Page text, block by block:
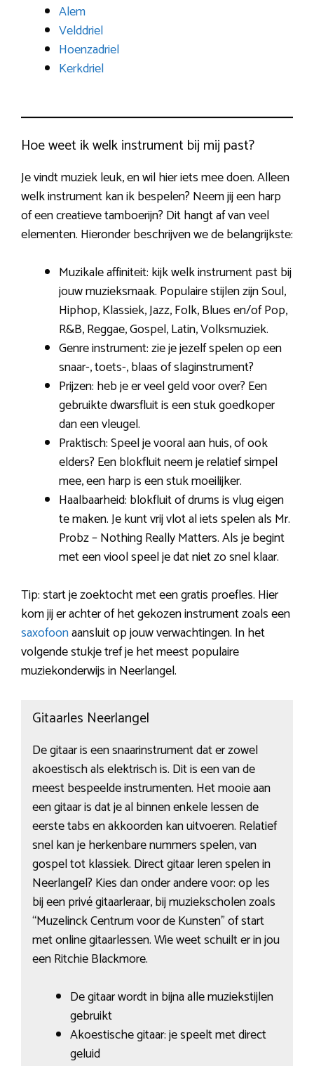
Alem
Velddriel
Hoenzadriel
Kerkdriel
Hoe weet ik welk instrument bij mij past?
Je vindt muziek leuk, en wil hier iets mee doen. Alleen
welk instrument kan ik bespelen? Neem jij een harp
of een creatieve tamboerijn? Dit hangt af van veel
elementen. Hieronder beschrijven we de belangrijkste:
Muzikale affiniteit: kijk welk instrument past bij
jouw muzieksmaak. Populaire stijlen zijn Soul,
Hiphop, Klassiek, Jazz, Folk, Blues en/of Pop,
R&B, Reggae, Gospel, Latin, Volksmuziek.
Genre instrument: zie je jezelf spelen op een
snaar-, toets-, blaas of slaginstrument?
Prijzen: heb je er veel geld voor over? Een
gebruikte dwarsfluit is een stuk goedkoper
dan een vleugel.
Praktisch: Speel je vooral aan huis, of ook
elders? Een blokfluit neem je relatief simpel
mee, een harp is een stuk moeilijker.
Haalbaarheid: blokfluit of drums is vlug eigen
te maken. Je kunt vrij vlot al iets spelen als Mr.
Probz – Nothing Really Matters. Als je begint
met een viool speel je dat niet zo snel klaar.
Tip: start je zoektocht met een gratis proefles. Hier
kom jij er achter of het gekozen instrument zoals een
saxofoonaansluit op jouw verwachtingen. In het
volgende stukje tref je het meest populaire
muziekonderwijs in Neerlangel.
Gitaarles Neerlangel
De gitaar is een snaarinstrument dat er zowel
akoestisch als elektrisch is. Dit is een van de
meest bespeelde instrumenten. Het mooie aan
een gitaar is dat je al binnen enkele lessen de
eerste tabs en akkoorden kan uitvoeren. Relatief
snel kan je herkenbare nummers spelen, van
gospel tot klassiek. Direct gitaar leren spelen in
Neerlangel? Kies dan onder andere voor: op les
bij een privé gitaarleraar, bij muziekscholen zoals
“Muzelinck Centrum voor de Kunsten” of start
met online gitaarlessen. Wie weet schuilt er in jou
een Ritchie Blackmore.
De gitaar wordt in bijna alle muziekstijlen
gebruikt
Akoestische gitaar: je speelt met direct
geluid